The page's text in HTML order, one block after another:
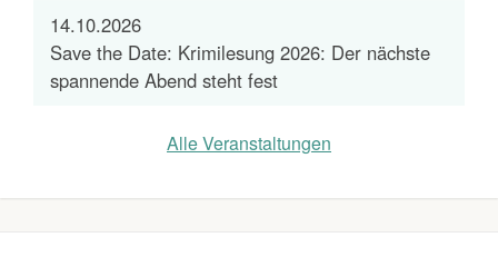
14.10.2026
Save the Date: Krimilesung 2026: Der nächste
spannende Abend steht fest
Alle Veranstaltungen